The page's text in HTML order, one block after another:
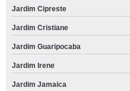
Jardim Cipreste
Jardim Cristiane
Jardim Guaripocaba
Jardim Irene
Jardim Jamaica